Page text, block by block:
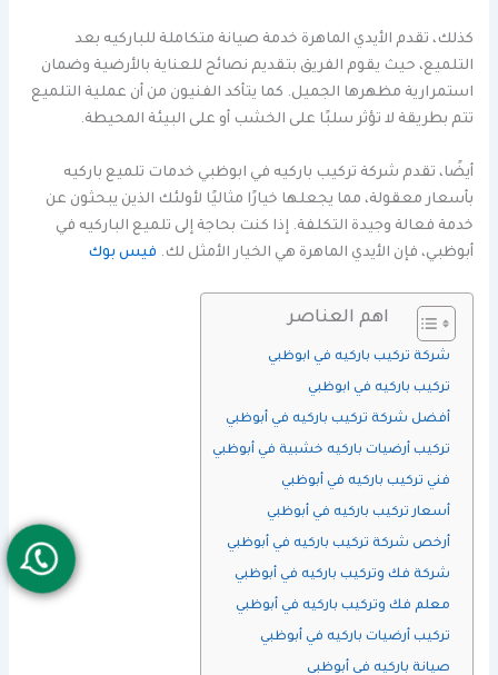
كذلك، تقدم الأيدي الماهرة خدمة صيانة متكاملة للباركيه بعد
التلميع، حيث يقوم الفريق بتقديم نصائح للعناية بالأرضية وضمان
استمرارية مظهرها الجميل. كما يتأكد الفنيون من أن عملية التلميع
تتم بطريقة لا تؤثر سلبًا على الخشب أو على البيئة المحيطة.
أيضًا، تقدم شركة تركيب باركيه في ابوظبي خدمات تلميع باركيه
بأسعار معقولة، مما يجعلها خيارًا مثاليًا لأولئك الذين يبحثون عن
خدمة فعالة وجيدة التكلفة. إذا كنت بحاجة إلى تلميع الباركيه في
أبوظبي، فإن الأيدي الماهرة هي الخيار الأمثل لك. فيس بوك
اهم العناصر
شركة تركيب باركيه في ابوظبي
تركيب باركيه في ابوظبي
أفضل شركة تركيب باركيه في أبوظبي
تركيب أرضيات باركيه خشبية في أبوظبي
فني تركيب باركيه في أبوظبي
أسعار تركيب باركيه في أبوظبي
أرخص شركة تركيب باركيه في أبوظبي
شركة فك وتركيب باركيه في أبوظبي
معلم فك وتركيب باركيه في أبوظبي
تركيب أرضيات باركيه في أبوظبي
صيانة باركيه في أبوظبي